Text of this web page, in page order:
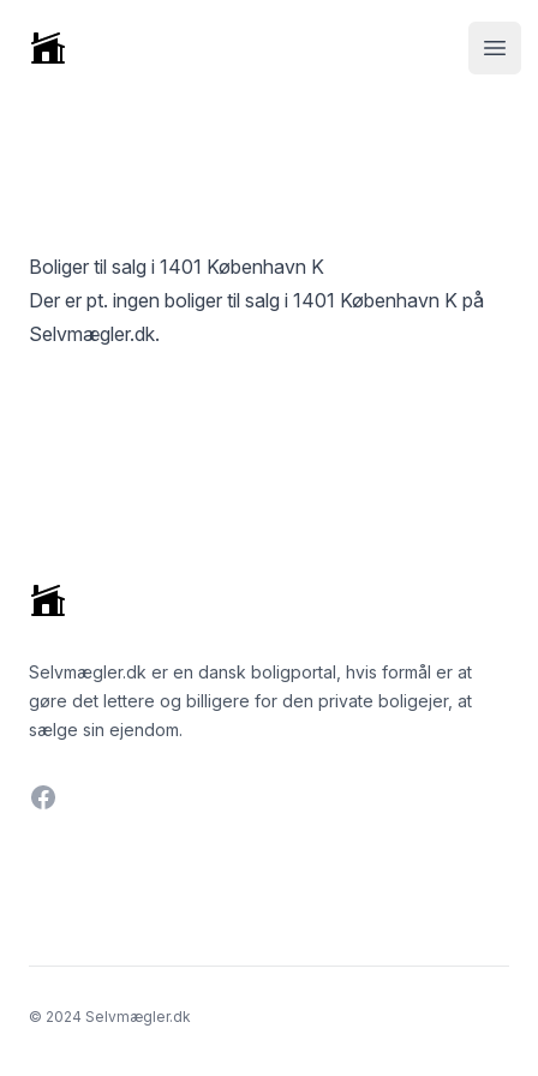
Selvmægler
Boliger til salg i 1401 København K
Der er pt. ingen boliger til salg i 1401 København K på
Selvmægler.dk.
Selvmægler.dk er en dansk boligportal, hvis formål er at
gøre det lettere og billigere for den private boligejer, at
sælge sin ejendom.
Facebook
© 2024 Selvmægler.dk